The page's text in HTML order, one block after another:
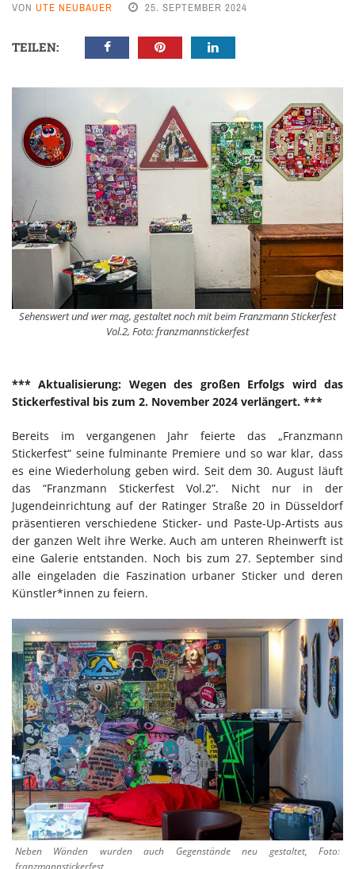
VON UTE NEUBAUER 25. SEPTEMBER 2024
TEILEN:
Sehenswert und wer mag, gestaltet noch mit beim Franzmann Stickerfest
Vol.2, Foto: franzmannstickerfest
*** Aktualisierung: Wegen des großen Erfolgs wird das
Stickerfestival bis zum 2. November 2024 verlängert. ***
Bereits im vergangenen Jahr feierte das „Franzmann
Stickerfest“ seine fulminante Premiere und so war klar, dass
es eine Wiederholung geben wird. Seit dem 30. August läuft
das “Franzmann Stickerfest Vol.2”. Nicht nur in der
Jugendeinrichtung auf der Ratinger Straße 20 in Düsseldorf
präsentieren verschiedene Sticker- und Paste-Up-Artists aus
der ganzen Welt ihre Werke. Auch am unteren Rheinwerft ist
eine Galerie entstanden. Noch bis zum 27. September sind
alle eingeladen die Faszination urbaner Sticker und deren
Künstler*innen zu feiern.
Neben Wänden wurden auch Gegenstände neu gestaltet, Foto:
franzmannstickerfest